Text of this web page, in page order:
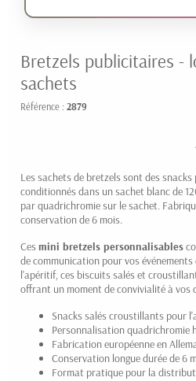
Bretzels publicitaires -
sachets
Référence : 2879
Les sachets de bretzels sont des
conditionnés dans un sachet blanc de
par quadrichromie sur le sachet.
conservation de 6 mois.
Cesmini bretzels personnalisables
de communication pour vos
l'apéritif, ces biscuits salés et
offrant un moment de convivialité à vos
Snacks salés croustillants pour
Personnalisation quadrichromie
Fabrication européenne en
Conservation longue durée de 6
Format pratique pour la